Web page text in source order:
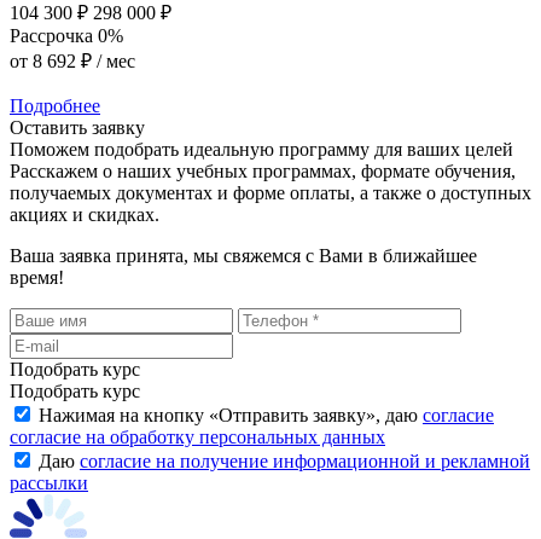
104 300 ₽ 298 000 ₽
Рассрочка 0%
от 8 692 ₽ / мес
Подробнее
Оставить заявку
Поможем подобрать идеальную программу для ваших целей
Расскажем о наших учебных программах, формате обучения,
получаемых документах и форме оплаты, а также о доступных
акциях и скидках.
Ваша заявка принята, мы свяжемся с Вами в ближайшее
время!
Подобрать курс
Подобрать курс
Нажимая на кнопку «Отправить заявку», даю согласие
согласие на обработку персональных данных
Даю согласие на получение информационной и рекламной
рассылки